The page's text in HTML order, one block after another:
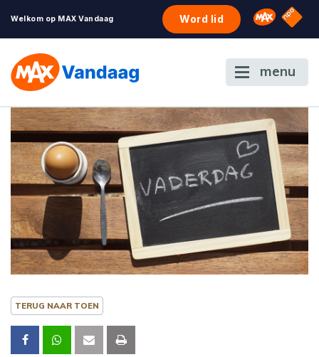
Welkom op MAX Vandaag Word lid Omroep
NPO
menu
TERUG NAAR TOEN